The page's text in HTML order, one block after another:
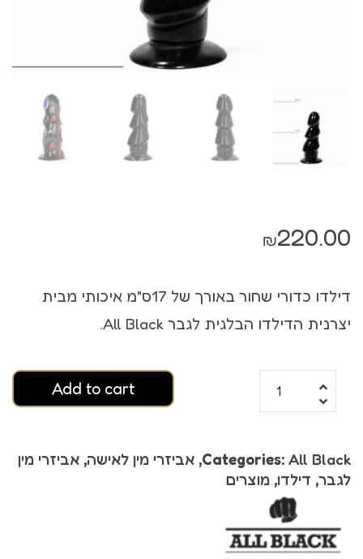
₪220.00
דילדו כדורי שחור באורך של 17ס"מ איכותי מבית
יצרנית הדילדו הבלגית לגבר All Black.
Add to cart
Categories: All Black
, אביזרי מין לאישה, אביזרי מין
לגבר, דילדו, מוצרים